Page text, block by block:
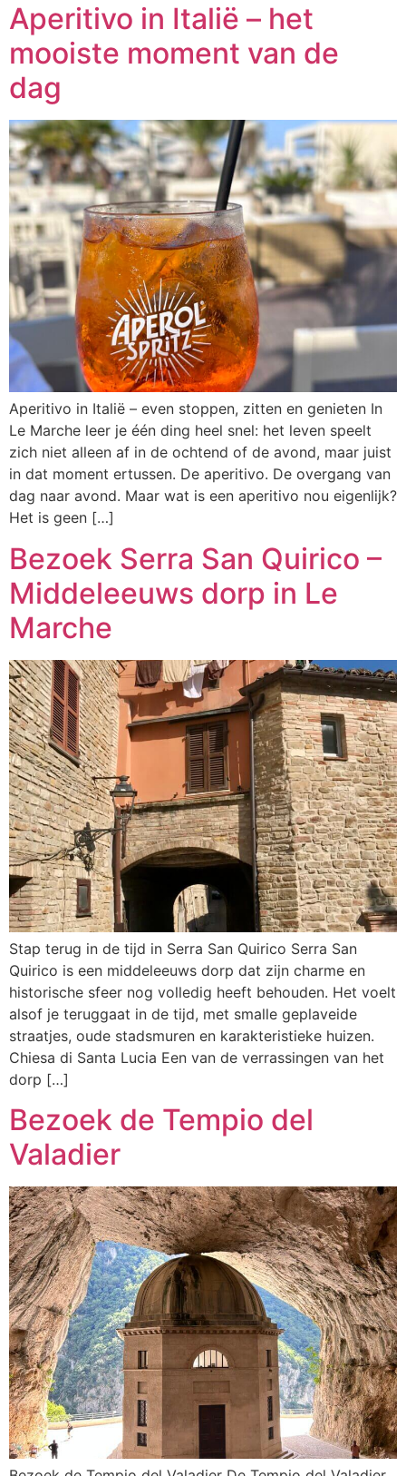
Aperitivo in Italië – het
mooiste moment van de
dag
Aperitivo in Italië – even stoppen, zitten en genieten In
Le Marche leer je één ding heel snel: het leven speelt
zich niet alleen af in de ochtend of de avond, maar juist
in dat moment ertussen. De aperitivo. De overgang van
dag naar avond. Maar wat is een aperitivo nou eigenlijk?
Het is geen […]
Bezoek Serra San Quirico –
Middeleeuws dorp in Le
Marche
Stap terug in de tijd in Serra San Quirico Serra San
Quirico is een middeleeuws dorp dat zijn charme en
historische sfeer nog volledig heeft behouden. Het voelt
alsof je teruggaat in de tijd, met smalle geplaveide
straatjes, oude stadsmuren en karakteristieke huizen.
Chiesa di Santa Lucia Een van de verrassingen van het
dorp […]
Bezoek de Tempio del
Valadier